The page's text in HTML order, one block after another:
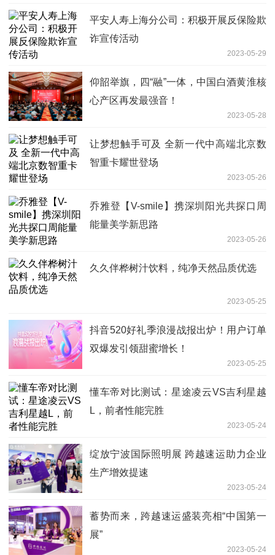
平安人寿上海分公司：积极开展反保险欺
诈宣传活动
2023-05-29
仰韶举旗，四“融”一体，中国白酒黄淮核
心产区再发最强音！
2023-05-28
让梦想触手可及 全新一代中高端北京数
智重卡耀世登场
2023-05-26
乔雅登【V-smile】携深圳阳光共探口周
能量美学新思路
2023-05-26
久久伴桦树汁饮料，纯净天然品质优选
2023-05-25
抖音520好礼季浪漫战报出炉！用户订单
双爆发引领甜蜜增长！
2023-05-25
懂车帝对比测试：星途凌云VS吉利星越
L，前者性能完胜
2023-05-24
绽放宁波国际照明展 跨越速运助力企业
生产增效提速
2023-05-24
蓄势而来，跨越速运盛装亮相“中国第一
展”
2023-05-24